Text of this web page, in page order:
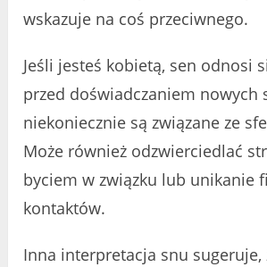
wskazuje na coś przeciwnego.
Jeśli jesteś kobietą, sen odnosi
przed doświadczaniem nowych
niekoniecznie są związane ze
Może również odzwierciedlać
byciem w związku lub unikanie
kontaktów.
Inna interpretacja snu sugeruje,